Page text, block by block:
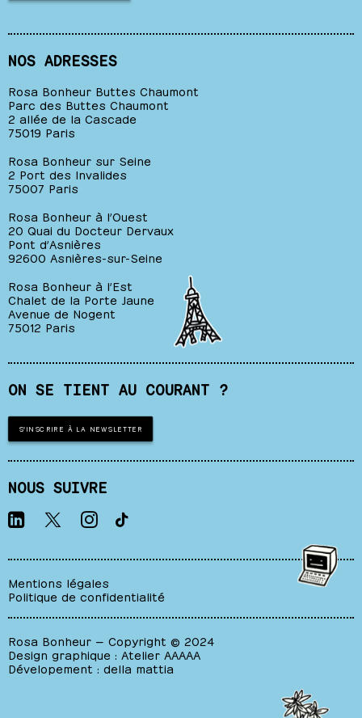
NOS ADRESSES
Rosa Bonheur Buttes Chaumont
Parc des Buttes Chaumont
2 allée de la Cascade
75019 Paris
Rosa Bonheur sur Seine
2 Port des Invalides
75007 Paris
Rosa Bonheur à l’Ouest
20 Quai du Docteur Dervaux
Pont d’Asnières
92600 Asnières-sur-Seine
Rosa Bonheur à l’Est
Chalet de la Porte Jaune
Avenue de Nogent
75012 Paris
ON SE TIENT AU COURANT ?
S'INSCRIRE À LA NEWSLETTER
NOUS SUIVRE
Mentions légales
Politique de confidentialité
Rosa Bonheur — Copyright © 2024
Design graphique : Atelier AAAAA
Dévelopement : della mattia